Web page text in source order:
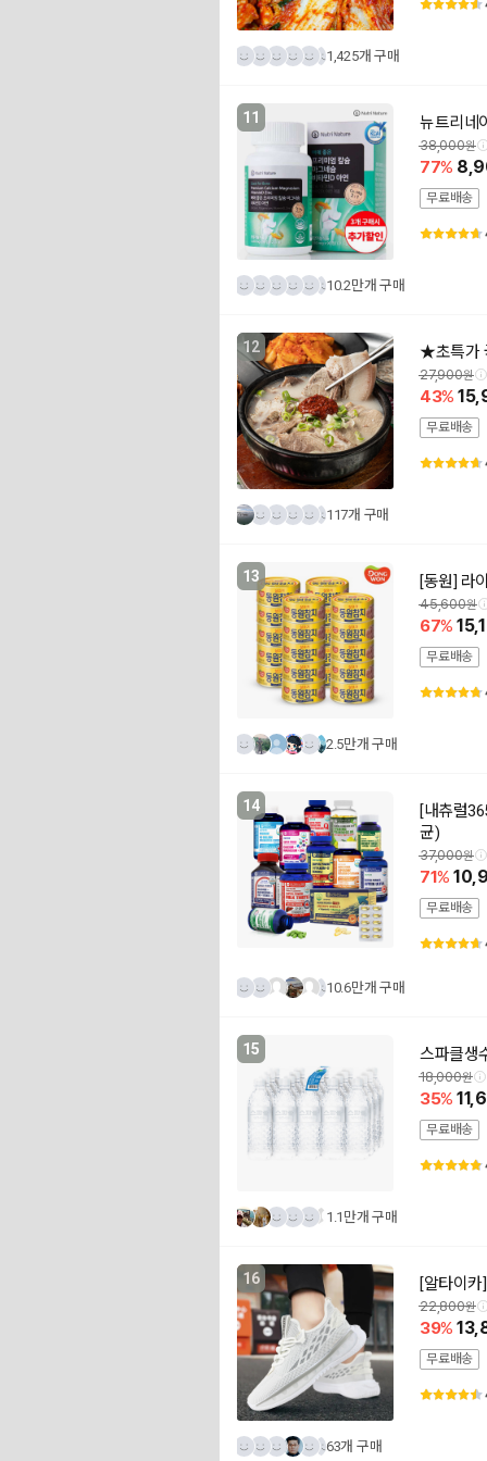
1,425개 구매
11 뉴트리네
38,000
77
무료배송
10.2만개 구매
12 ★초특가
27,900
43
무료배송
117개 구매
13 [동원] 라
45,600
67
무료배송
2.5만개 구매
14
[내츄럴
균)
37,000
71
무료배송
10.6만개 구매
15 스파클생
18,000
35
무료배송
1.1만개 구매
16 [알타이
22,800
39
무료배송
63개 구매